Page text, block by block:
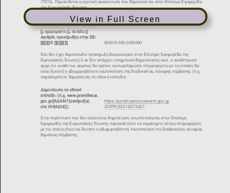
View in Full Screen